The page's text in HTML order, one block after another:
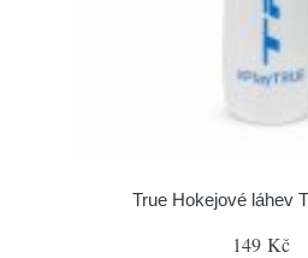
True Hokejové láhev
149 Kč